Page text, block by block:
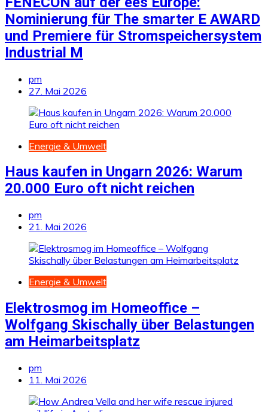
Nominierung für The smarter E AWARD
und Premiere für Stromspeichersystem
Industrial M
pm
27. Mai 2026
Energie & Umwelt
Haus kaufen in Ungarn 2026: Warum
20.000 Euro oft nicht reichen
pm
21. Mai 2026
Energie & Umwelt
Elektrosmog im Homeoffice –
Wolfgang Skischally über Belastungen
am Heimarbeitsplatz
pm
11. Mai 2026